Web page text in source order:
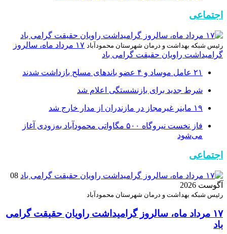
اجتماعی
رئیس شبکه بهداشت و درمان شهرستان محمودآباد
۱۷ مرداد ماه، سالروز
گرامیداشت راویان حقیقت گرامی باد
۲۱ عامل موساد و ۴ عضو باند‌های مسلح بازداشت شدند
شرط جدید برای بازنشستگی اعلام شد
۱۹ ماینر غیرمجاز در مازندران از مدار خارج شد
فاز نخست نیروگاه ۵۰۰ مگاواتی محمودآباد به‌زودی آغاز
می‌شود
اجتماعی
08
آگوست 2026
رئیس شبکه بهداشت و درمان شهرستان محمودآباد
۱۷ مرداد ماه، سالروز گرامیداشت راویان حقیقت گرامی
باد